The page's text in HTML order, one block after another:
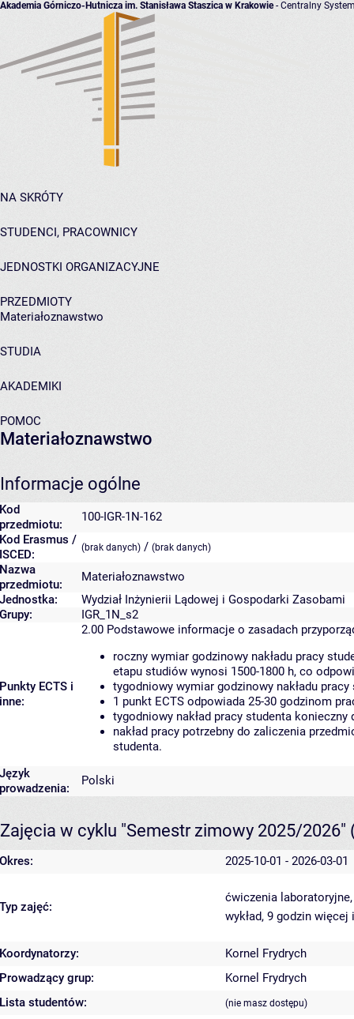
Akademia Górniczo-Hutnicza im. Stanisława Staszica w Krakowie- Centralny
NA SKRÓTY
STUDENCI, PRACOWNICY
JEDNOSTKI ORGANIZACYJNE
PRZEDMIOTY
Materiałoznawstwo
STUDIA
AKADEMIKI
POMOC
Materiałoznawstwo
Informacje ogólne
Kod
przedmiotu:
100-IGR-1N-162
Kod Erasmus /
ISCED:
(brak danych) / (brak danych)
Nazwa
przedmiotu:
Materiałoznawstwo
Jednostka:
Wydział Inżynierii Lądowej i Gospodarki Zasobami
Grupy:
IGR_1N_s2
Punkty ECTS i
inne:
2.00 Podstawowe informacje o zasadach
roczny wymiar godzinowy nakładu pracy
etapu studiów wynosi 1500-1800 h, co
tygodniowy wymiar godzinowy nakładu
1 punkt ECTS odpowiada 25-30 godzinom
tygodniowy nakład pracy studenta
nakład pracy potrzebny do zaliczenia
studenta.
Język
prowadzenia:
Polski
Zajęcia w cyklu "Semestr zimowy 2025/2026"
Okres: 2025-10-01 - 2026-03-01
Typ zajęć:
ćwiczenia
wykład, 9 godzin więcej
Koordynatorzy:
Kornel Frydrych
Prowadzący grup:
Kornel Frydrych
Lista studentów:
(nie masz dostępu)